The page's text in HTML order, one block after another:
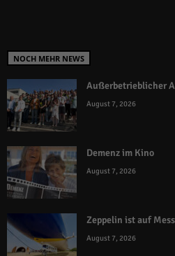
NOCH MEHR NEWS
Außerbetrieblicher
August 7, 2026
Demenz im Kino
August 7, 2026
Zeppelin ist auf
August 7, 2026